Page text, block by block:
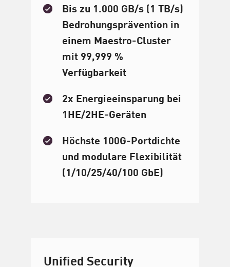
Bis zu 1.000 GB/s (1 TB/s)
Bedrohungsprävention in
einem Maestro-Cluster
mit 99,999 %
Verfügbarkeit
2x Energieeinsparung bei
1HE/2HE-Geräten
Höchste 100G-Portdichte
und modulare Flexibilität
(1/10/25/40/100 GbE)
Unified Security